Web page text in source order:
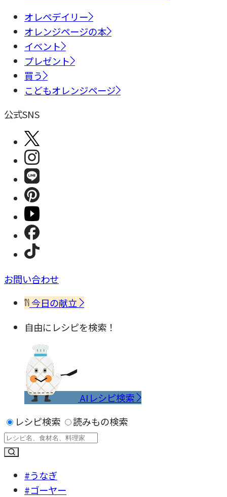
オレペデイリー
オレンジページの本
イベント
プレゼント
買う
こどもオレンジページ
公式SNS
お問い合わせ
今日の献立
自由にレシピを検索！
AIレシピ検索
レシピ検索
読みもの検索
#うなぎ
#ゴーヤー